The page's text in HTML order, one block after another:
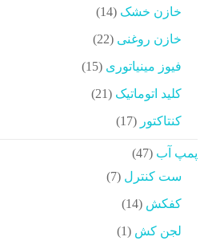
خازن خشک
14
14
خازن روغنی 22
22
فیوز مینیاتوری 15
15
کلید اتوماتیک 21
21
کنتاکتور 17
17
پمپ آب
47
47
محصولاتست کنترل 7
7
کفکش 14
14
لجن کش 1
1